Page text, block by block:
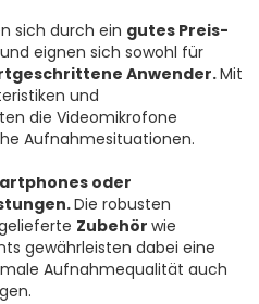
sich durch ein gutes Preis-
eignen sich sowohl für
Anwender.Mit
und
die Videomikrofone
Aufnahmesituationen.
oder
Die robusten
Zubehör wie
gewährleisten dabei eine
Aufnahmequalität auch